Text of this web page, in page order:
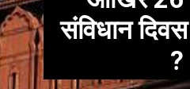
संविधान
?